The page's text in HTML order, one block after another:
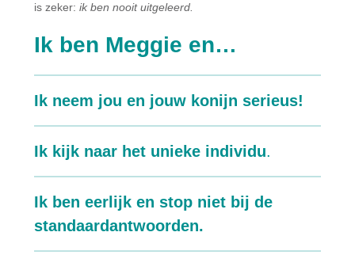
is zeker: ik ben nooit uitgeleerd.
Ik ben Meggie en…
Ik neem jou en jouw konijn serieus!
Ik kijk naar het unieke individu.
Ik ben eerlijk en stop niet bij de
standaardantwoorden.